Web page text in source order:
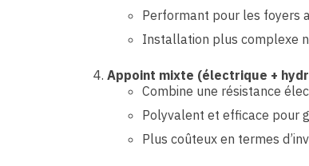
Performant pour les foyers
Installation plus complexe
Appoint mixte (électrique +
Combine une résistance
Polyvalent et efficace pour
Plus coûteux en termes